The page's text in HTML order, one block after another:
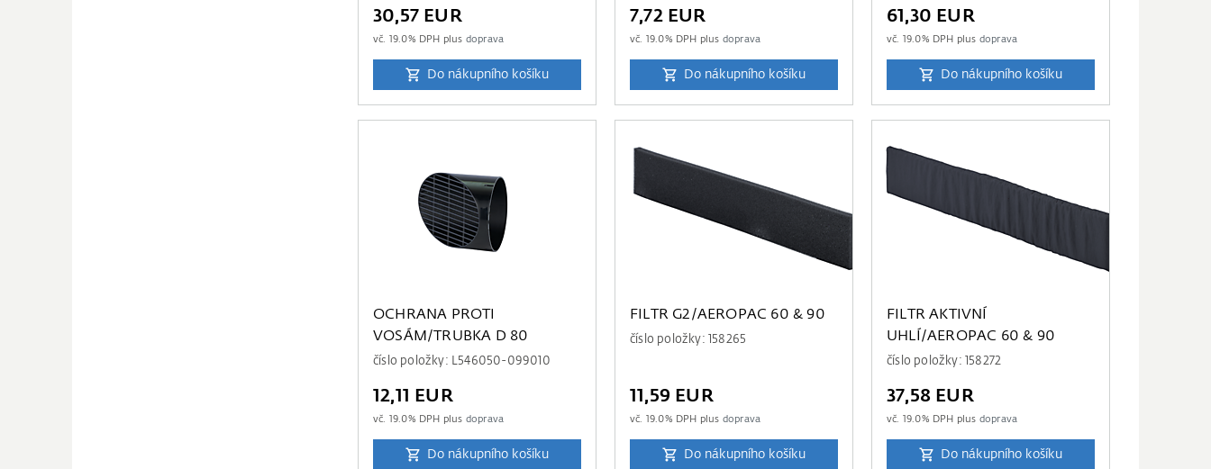
30,57 EUR
vč. 19.0% DPH plus doprava
Do nákupního košíku
7,72 EUR
vč. 19.0% DPH plus doprava
Do nákupního košíku
61,30 EUR
vč. 19.0% DPH plus doprava
Do nákupního košíku
OCHRANA PROTI
VOSÁM/TRUBKA D 80
číslo položky: L546050-099010
12,11 EUR
vč. 19.0% DPH plus doprava
Do nákupního košíku
FILTR G2/AEROPAC 60 & 90
číslo položky: 158265
11,59 EUR
vč. 19.0% DPH plus doprava
Do nákupního košíku
FILTR AKTIVNÍ
UHLÍ/AEROPAC 60 & 90
číslo položky: 158272
37,58 EUR
vč. 19.0% DPH plus doprava
Do nákupního košíku